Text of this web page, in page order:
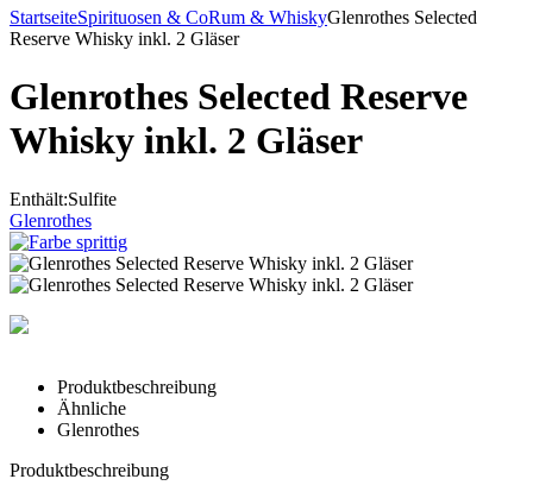
StartseiteSpirituosen & CoRum & WhiskyGlenrothes Selected
Reserve Whisky inkl. 2 Gläser
Glenrothes Selected Reserve
Whisky inkl. 2 Gläser
Enthält:Sulfite
Glenrothes
Produktbeschreibung
Ähnliche
Glenrothes
Produktbeschreibung